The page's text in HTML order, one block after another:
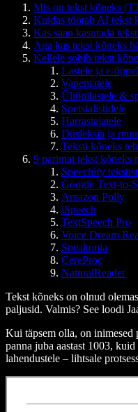
Mis on tekst kõneks
Kuidas töötab AI tekst
Kas saan kasutada
Aga kas tekst kõneks
Kellele sobib tekst
Lastele ja e-
Vanematele
Üliõpilastele &
Spetsialistidele
Harrastajatele
Düsleksia ja
Teksti kõneks
9 parimat tekst kõneks
Speechify
Google Text-to-
Amazon Polly
iSpeech
TextSpeech Pro
Voice Dream
Speakonia
CereProc
NaturalReader
Tekst kõneks on olnud
paljusid. Valmis? See loodi
Kui täpsem olla, on inimesed
panna juba aastast 1003,
lahendustele – lihtsale